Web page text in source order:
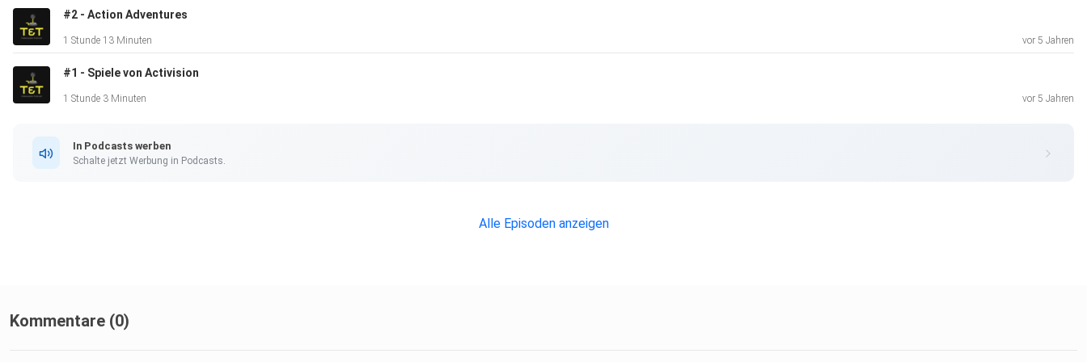
#2 - Action Adventures
1 Stunde 13 Minuten vor 5 Jahren
#1 - Spiele von Activision
1 Stunde 3 Minuten vor 5 Jahren
In Podcasts werben
Schalte jetzt Werbung in Podcasts.
Alle Episoden anzeigen
Kommentare (0)